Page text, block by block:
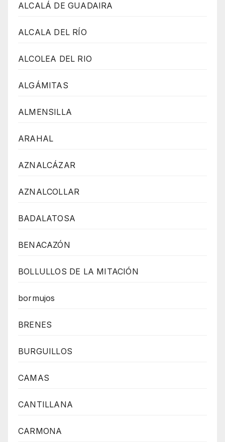
ALCALÁ DE GUADAIRA
ALCALA DEL RÍO
ALCOLEA DEL RIO
ALGÁMITAS
ALMENSILLA
ARAHAL
AZNALCÁZAR
AZNALCOLLAR
BADALATOSA
BENACAZÓN
BOLLULLOS DE LA MITACIÓN
bormujos
BRENES
BURGUILLOS
CAMAS
CANTILLANA
CARMONA